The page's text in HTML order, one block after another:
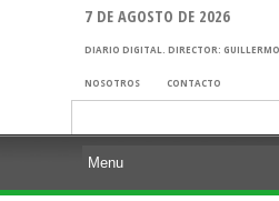
7 DE AGOSTO DE 2026
DIARIO DIGITAL. DIRECTOR:
NOSOTROS CONTACTO